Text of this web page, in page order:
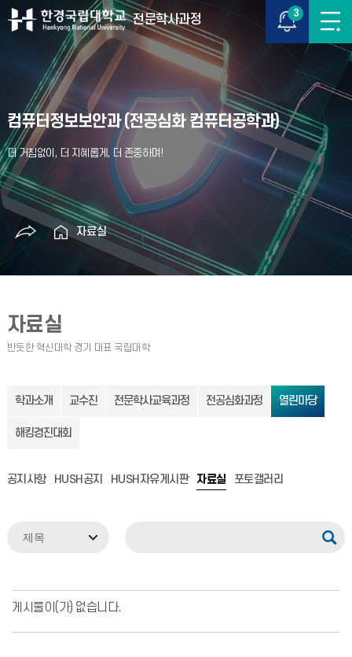
전문학사과정 3
컴퓨터정보보안과 (전공심화 컴퓨터공학과)
자료실
자료실
학과소개 교수진 전문학사교육과정 전공심화과정 열린마당
해킹경진대회
공지사항 HUSH공지 HUSH자유게시판 자료실 포토갤러리
게시물이(가) 없습니다.